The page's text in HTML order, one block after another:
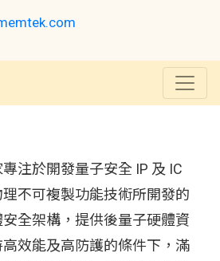
注於開發量子安全 IP 及 IC
不可複製功能技術所開發的
全架構，提供後量子硬體資
效能及高防護的條件下，滿